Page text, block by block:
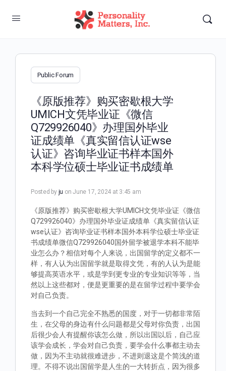
Public Forum
《原版推荐》购买密歇根大学
UMICH文凭毕业证《微信
Q729926040》办理国外毕业
证成绩单《真实留信认证wse
认证》咨询毕业证书样本国外
本科学位硕士毕业证书成绩单
Posted by ju on June 17, 2024 at 3:45 am
《原版推荐》购买密歇根大学UMICH文凭毕业证《微信
Q729926040》办理国外毕业证成绩单《真实留信认证
wse认证》咨询毕业证书样本国外本科学位硕士毕业证
书成绩单微信Q729926040国外留学被退学本科不能毕
业怎么办？相信对每个人来说，出国留学的定义都不一
样，有人认为出国留学就是取得文凭，有的人认为是能
够提高英语水平，或是学到更专业的专业知识等等，当
然以上这些都对，便是更重要的是在留学过程中要学会
对自己负责。
当去到一个自己完全不熟悉的国度，对于一切都非常陌
生，在父母的身边有什么问题都是父母对你负责，出国
后很少会人有提醒你该怎么做，所以出国以后，自己应
该学会成长，学会对自己负责，要学会什么事都主动去
做，因为不主动就很难进步，不进则退这是个简浅的道
理。不得不说出国留学是人生的一大转折点，因为很多